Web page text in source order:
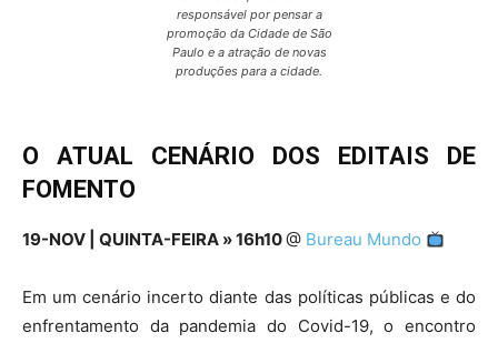
responsável por pensar a
promoção da Cidade de São
Paulo e a atração de novas
produções para a cidade.
O ATUAL CENÁRIO DOS EDITAIS DE
FOMENTO
19-NOV | QUINTA-FEIRA » 16h10@ Bureau Mundo
Em um cenário incerto diante das políticas públicas e do
enfrentamento da pandemia do Covid-19, o encontro